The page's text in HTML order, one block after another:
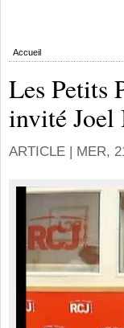
Accueil
Les Petits
invité Joel
ARTICLE | MER,